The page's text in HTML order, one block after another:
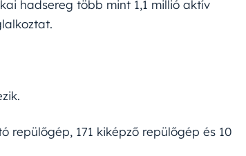
hadsereg több mint 1,1 millió aktív
repülőgép, 171 kiképző repülőgép és 10